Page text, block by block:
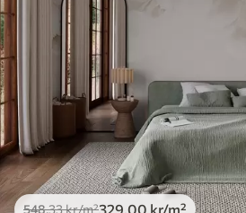
548.33kr/m²329 .00 kr/m²